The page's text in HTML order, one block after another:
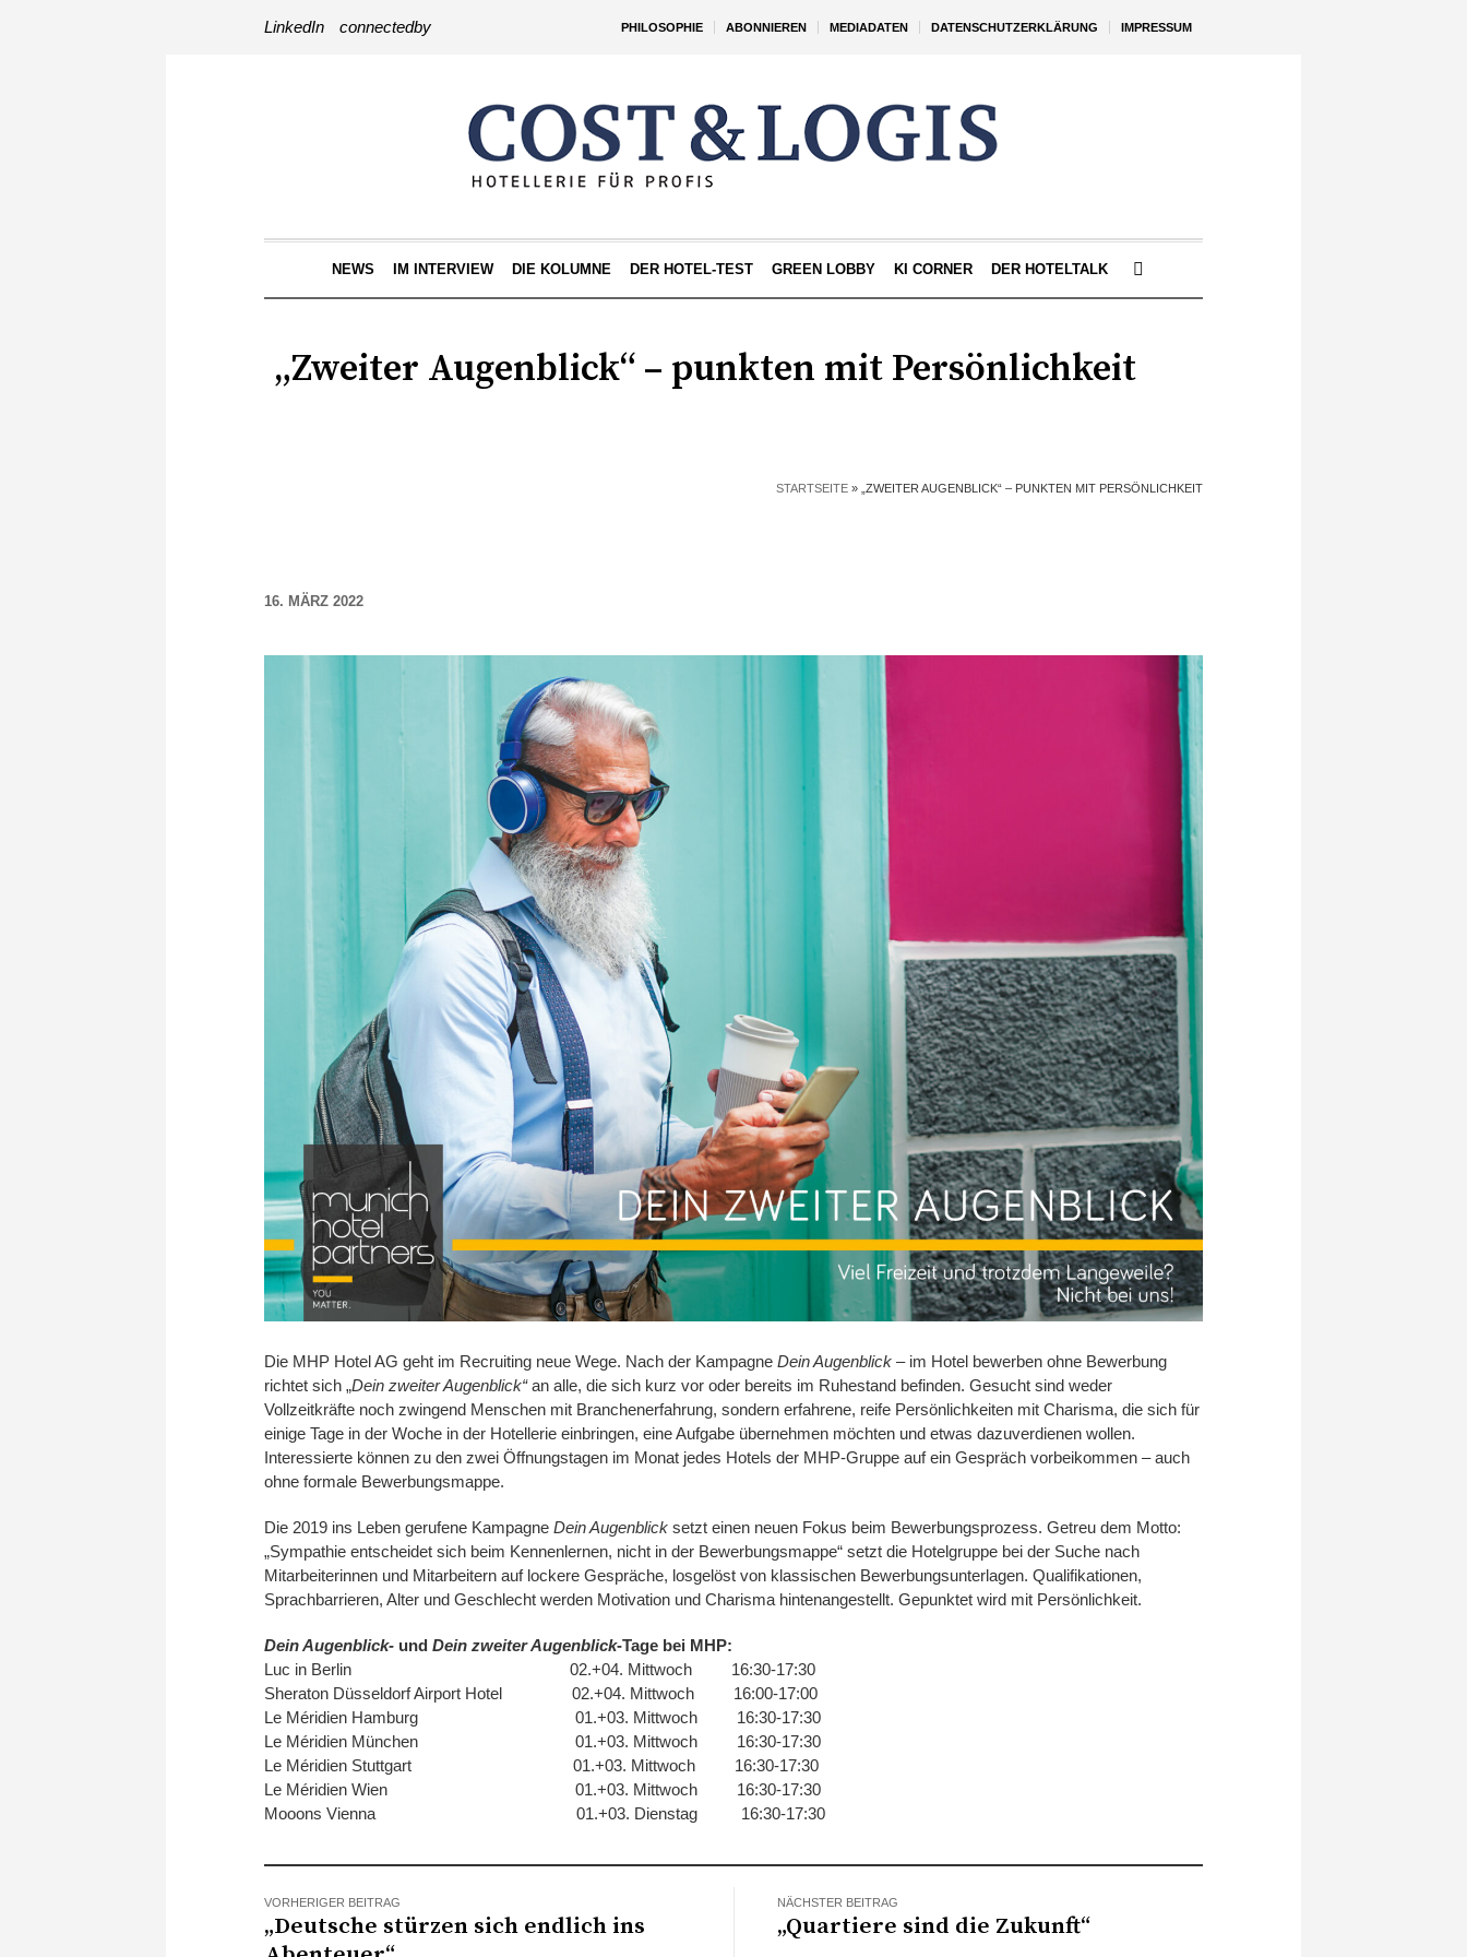
PHILOSOPHIE ABONNIEREN MEDIADATEN DATENSCHUTZERKLÄRUNG IMPRESSUM
LinkedIn connectedby
NEWS IM INTERVIEW DIE KOLUMNE DER HOTEL-TEST GREEN LOBBY KI CORNER DER HOTELTALK
„Zweiter Augenblick“ – punkten mit Persönlichkeit
STARTSEITE » „ZWEITER AUGENBLICK“ – PUNKTEN MIT PERSÖNLICHKEIT
16. MÄRZ 2022
Die MHP Hotel AG geht im Recruiting neue Wege. Nach der Kampagne Dein Augenblick – im Hotel bewerben ohne Bewerbung
richtet sich „Dein zweiter Augenblick“an alle, die sich kurz vor oder bereits im Ruhestand befinden. Gesucht sind weder
Vollzeitkräfte noch zwingend Menschen mit Branchenerfahrung, sondern erfahrene, reife Persönlichkeiten mit Charisma, die sich für
einige Tage in der Woche in der Hotellerie einbringen, eine Aufgabe übernehmen möchten und etwas dazuverdienen wollen.
Interessierte können zu den zwei Öffnungstagen im Monat jedes Hotels der MHP-Gruppe auf ein Gespräch vorbeikommen – auch
ohne formale Bewerbungsmappe.
Die 2019 ins Leben gerufene Kampagne Dein Augenblick setzt einen neuen Fokus beim Bewerbungsprozess. Getreu dem Motto:
„Sympathie entscheidet sich beim Kennenlernen, nicht in der Bewerbungsmappe“ setzt die Hotelgruppe bei der Suche nach
Mitarbeiterinnen und Mitarbeitern auf lockere Gespräche, losgelöst von klassischen Bewerbungsunterlagen. Qualifikationen,
Sprachbarrieren, Alter und Geschlecht werden Motivation und Charisma hintenangestellt. Gepunktet wird mit Persönlichkeit.
Dein Augenblick- und Dein zweiter Augenblick-Tage bei MHP:
Luc in Berlin 02.+04. Mittwoch 16:30-17:30
Sheraton Düsseldorf Airport Hotel 02.+04. Mittwoch 16:00-17:00
Le Méridien Hamburg 01.+03. Mittwoch 16:30-17:30
Le Méridien München 01.+03. Mittwoch 16:30-17:30
Le Méridien Stuttgart 01.+03. Mittwoch 16:30-17:30
Le Méridien Wien 01.+03. Mittwoch 16:30-17:30
Mooons Vienna 01.+03. Dienstag 16:30-17:30
VORHERIGER BEITRAG
„Deutsche stürzen sich endlich ins
NÄCHSTER BEITRAG
„Quartiere sind die Zukunft“